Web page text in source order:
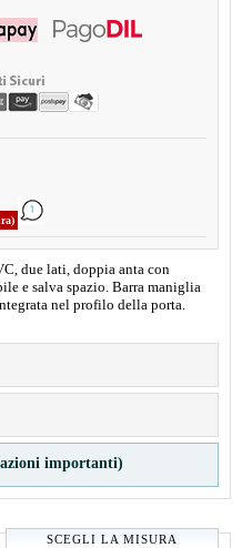
due lati, doppia anta con
e salva spazio. Barra maniglia
nel profilo della porta.
importanti)
SCEGLI LA MISURA